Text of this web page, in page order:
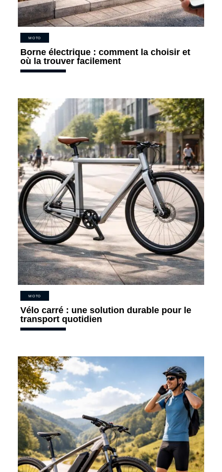
MOTO
Borne électrique : comment la choisir et
où la trouver facilement
MOTO
Vélo carré : une solution durable pour le
transport quotidien